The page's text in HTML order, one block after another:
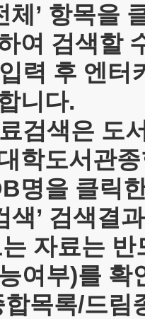
체’ 항목을
여 검색할
력 후 엔터
니다.
검색은 도
학도서관
명을 클릭
색’ 검색결
는 자료는
여부)를 확
목록/드림